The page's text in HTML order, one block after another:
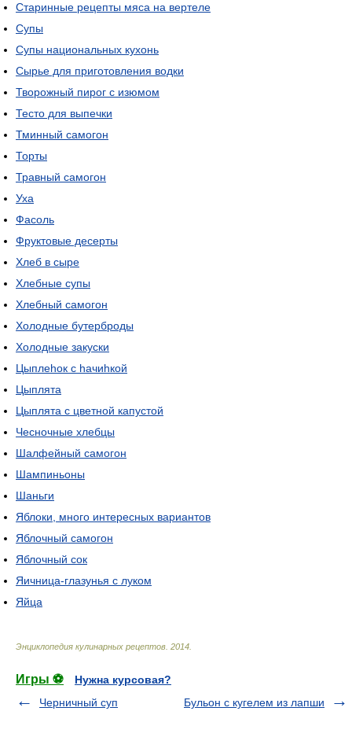
Старинные рецепты мяса на вертеле
Супы
Супы национальных кухонь
Сырье для приготовления водки
Творожный пирог с изюмом
Тесто для выпечки
Тминный самогон
Торты
Травный самогон
Уха
Фасоль
Фруктовые десерты
Хлеб в сыре
Хлебные супы
Хлебный самогон
Холодные бутерброды
Холодные закуски
Цыплеhок с hачиhкой
Цыплята
Цыплята с цветной капустой
Чесночные хлебцы
Шалфейный самогон
Шампиньоны
Шаньги
Яблоки, много интересных вариантов
Яблочный самогон
Яблочный сок
Яичница-глазунья с луком
Яйца
Энциклопедия кулинарных рецептов 2014
Игры ⚽
Нужна курсовая?
Черничный суп
Бульон с кугелем из лапши